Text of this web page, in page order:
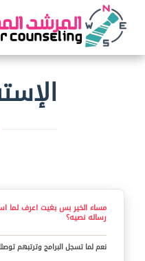
مساء الخير بس بغيت اعرف
رساله نصيه؟
نعم لما تسجل البرامج وترتبهم